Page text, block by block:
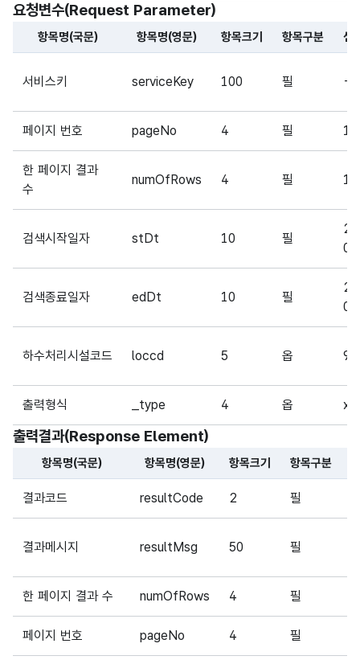
요청변수(Request Parameter)
항목명(국문) 항목명(영문) 항목크기 항목구분 샘
서비스키 serviceKey 100 필 -
페이지 번호 pageNo 4 필 1
한 페이지 결과
수
numOfRows 4 필 10
검색시작일자 stDt 10 필
검색종료일자 edDt 10 필
하수처리시설코드 loccd 5 옵
출력형식 _type 4 옵
출력결과(Response Element)
해당 오픈API의 출력결과(Response Element) 항목에 대한
항목명(국문) 항목명(영문) 항목크기 항목구분
결과코드 resultCode 2 필
결과메시지 resultMsg 50 필
한 페이지 결과 수 numOfRows 4 필
페이지 번호 pageNo 4 필